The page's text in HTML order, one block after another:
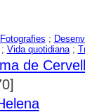
Fotografies ;
; Vida quotidiana;
de